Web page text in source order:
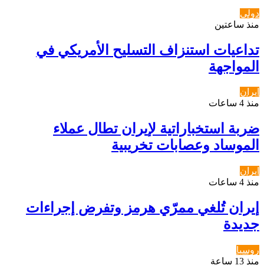
دولي
منذ ساعتين
تداعيات استنزاف التسليح الأمريكي في
المواجهة
ايران
منذ 4 ساعات
ضربة استخباراتية لإيران تطال عملاء
الموساد وعصابات تخريبية
ايران
منذ 4 ساعات
إيران تُلغي ممرّي هرمز وتفرض إجراءات
جديدة
روسيا
منذ 13 ساعة